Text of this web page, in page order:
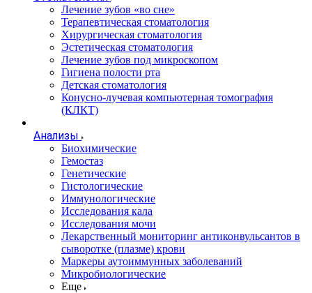
Лечение зубов «во сне»
Терапевтическая стоматология
Хирургическая стоматология
Эстетическая стоматология
Лечение зубов под микроскопом
Гигиена полости рта
Детская стоматология
Конусно-лучевая компьютерная томография
(КЛКТ)
Анализы
Биохимические
Гемостаз
Генетические
Гистологические
Иммунологические
Исследования кала
Исследования мочи
Лекарственный мониторинг антиконвульсантов в
сыворотке (плазме) крови
Маркеры аутоиммунных заболеваний
Микробиологические
Еще